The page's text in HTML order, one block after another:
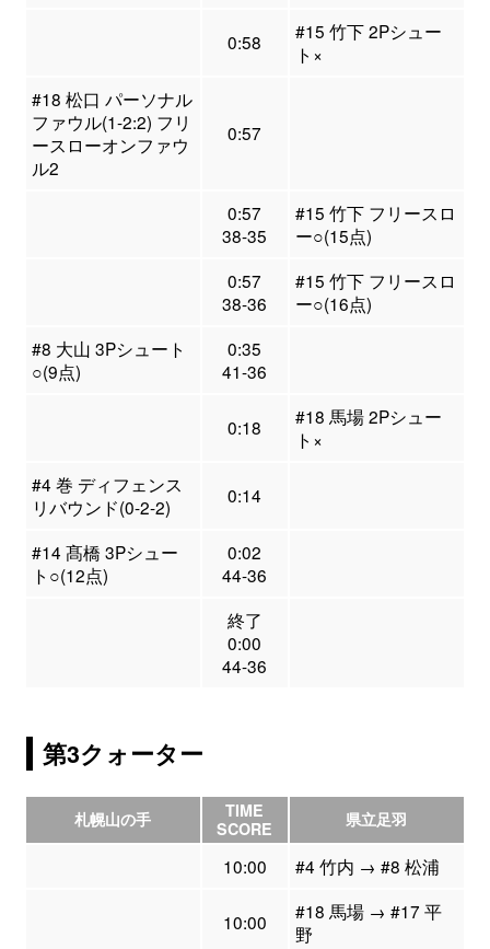
0:58
#15 竹下 2Pシュー
ト×
#18 松口 パーソナル
ファウル(1-2:2) フリ
ースローオンファウ
ル2
0:57
0:57
38-35
#15 竹下 フリースロ
ー○(15点)
0:57
38-36
#15 竹下 フリースロ
ー○(16点)
#8 大山 3Pシュート
○(9点)
0:35
41-36
0:18
#18 馬場 2Pシュー
ト×
#4 巻 ディフェンス
リバウンド(0-2-2)
0:14
#14 髙橋 3Pシュー
ト○(12点)
0:02
44-36
終了
0:00
44-36
第3クォーター
札幌山の手
TIME
SCORE
県立足羽
10:00 #4 竹内 → #8 松浦
10:00
#18 馬場 → #17 平
野